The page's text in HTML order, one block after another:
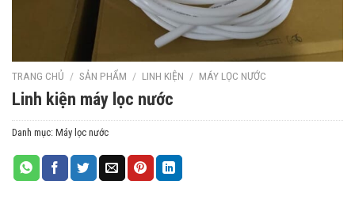
TRANG CHỦ / SẢN PHẨM / LINH KIỆN / MÁY LỌC NƯỚC
Linh kiện máy lọc nước
Danh mục: Máy lọc nước